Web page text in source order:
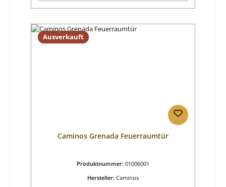
Ausverkauft
Caminos Grenada Feuerraumtür
Produktnummer: 01006001
Hersteller: Caminos